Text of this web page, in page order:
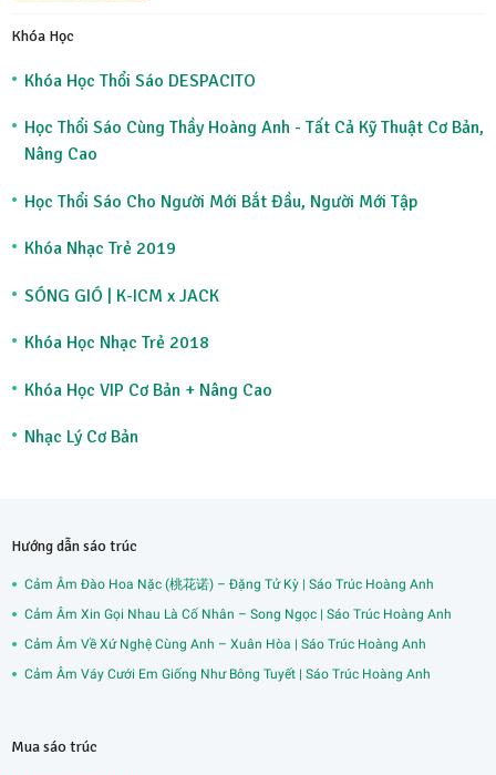
Khóa Học
Khóa Học Thổi Sáo DESPACITO
Học Thổi Sáo Cùng Thầy Hoàng Anh - Tất Cả Kỹ Thuật Cơ Bản,
Nâng Cao
Học Thổi Sáo Cho Người Mới Bắt Đầu, Người Mới Tập
Khóa Nhạc Trẻ 2019
SÓNG GIÓ | K-ICM x JACK
Khóa Học Nhạc Trẻ 2018
Khóa Học VIP Cơ Bản + Nâng Cao
Nhạc Lý Cơ Bản
Hướng dẫn sáo trúc
Cảm Âm Đào Hoa Nặc (桃花诺) – Đặng Tử Kỳ | Sáo Trúc Hoàng Anh
Cảm Âm Xin Gọi Nhau Là Cố Nhân – Song Ngọc | Sáo Trúc Hoàng Anh
Cảm Âm Về Xứ Nghệ Cùng Anh – Xuân Hòa | Sáo Trúc Hoàng Anh
Cảm Âm Váy Cưới Em Giống Như Bông Tuyết | Sáo Trúc Hoàng Anh
Mua sáo trúc